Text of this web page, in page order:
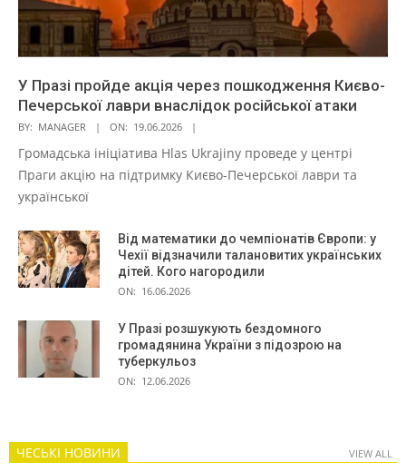
У Празі пройде акція через пошкодження Києво-
Печерської лаври внаслідок російської атаки
BY: MANAGER ON: 19.06.2026
Громадська ініціатива Hlas Ukrajiny проведе у центрі
Праги акцію на підтримку Києво-Печерської лаври та
української
Від математики до чемпіонатів Європи: у
Чехії відзначили талановитих українських
дітей. Кого нагородили
ON: 16.06.2026
У Празі розшукують бездомного
громадянина України з підозрою на
туберкульоз
ON: 12.06.2026
ЧЕСЬКІ НОВИНИ VIEW ALL